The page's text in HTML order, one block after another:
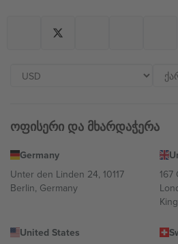
ოფისერი და მხარდაჭერა
Germany
Unter den Linden 24, 10117
Berlin, Germany
167
United States